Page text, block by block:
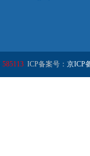
585113 ICP备案号： 京ICP